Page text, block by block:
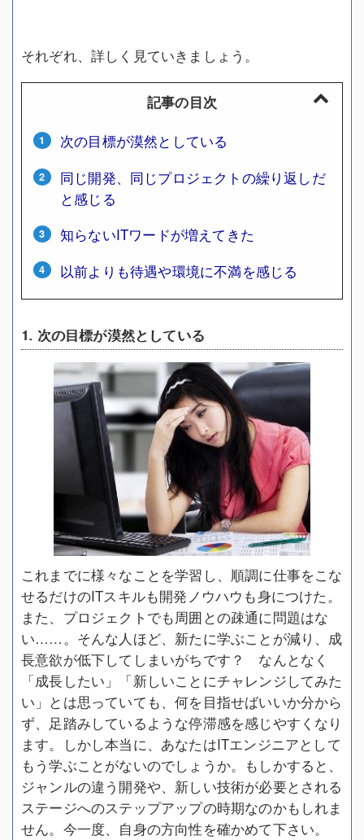
それぞれ、詳しく見ていきましょう。
記事の目次
次の目標が漠然としている
同じ開発、同じプロジェクトの繰り返しだ
と感じる
知らないITワードが増えてきた
以前よりも待遇や環境に不満を感じる
1. 次の目標が漠然としている
これまでに様々なことを学習し、順調に仕事をこな
せるだけのITスキルも開発ノウハウも身につけた。
また、プロジェクトでも周囲との疎通に問題はな
い……。そんな人ほど、新たに学ぶことが減り、成
長意欲が低下してしまいがちです？ なんとなく
「成長したい」「新しいことにチャレンジしてみた
い」とは思っていても、何を目指せばいいか分から
ず、足踏みしているような停滞感を感じやすくなり
ます。しかし本当に、あなたはITエンジニアとして
もう学ぶことがないのでしょうか。もしかすると、
ジャンルの違う開発や、新しい技術が必要とされる
ステージへのステップアップの時期なのかもしれま
せん。今一度、自身の方向性を確かめて下さい。